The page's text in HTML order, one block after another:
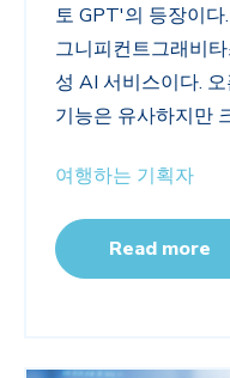
토 GPT'의 등장이다.
그니피컨트그래비
성 AI 서비스이다.
기능은 유사하지만
여행하는 기획자
Read more